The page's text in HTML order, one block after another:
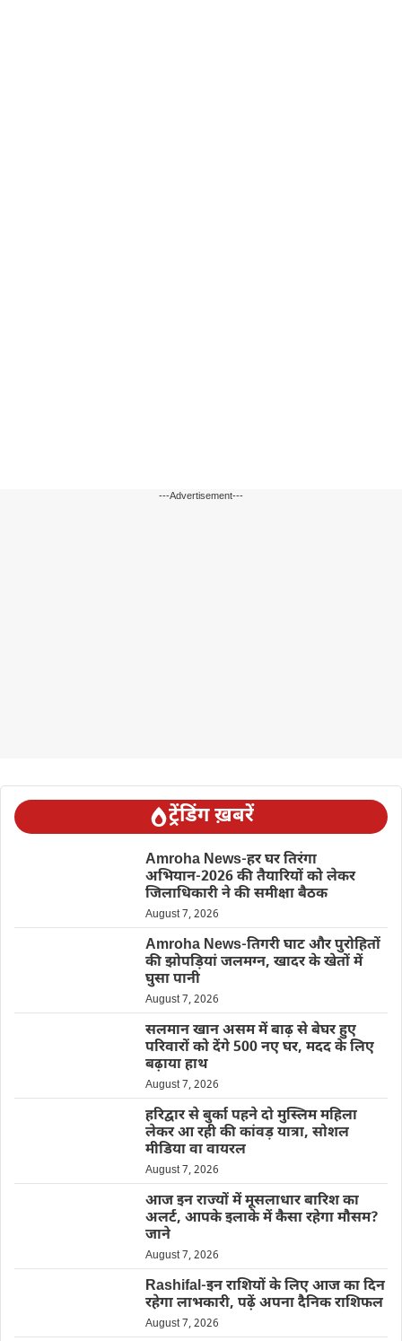
---Advertisement---
ट्रेंडिंग ख़बरें
Amroha News-हर घर तिरंगा
अभियान-2026 की तैयारियों को लेकर
जिलाधिकारी ने की समीक्षा बैठक
August 7, 2026
Amroha News-तिगरी घाट और पुरोहितों
की झोपड़ियां जलमग्न, खादर के खेतों में
घुसा पानी
August 7, 2026
सलमान खान असम में बाढ़ से बेघर हुए
परिवारों को देंगे 500 नए घर, मदद के लिए
बढ़ाया हाथ
August 7, 2026
हरिद्वार से बुर्का पहने दो मुस्लिम महिला
लेकर आ रही की कांवड़ यात्रा, सोशल
मीडिया वा वायरल
August 7, 2026
आज इन राज्यों में मूसलाधार बारिश का
अलर्ट, आपके इलाके में कैसा रहेगा मौसम?
जाने
August 7, 2026
Rashifal-इन राशियों के लिए आज का दिन
रहेगा लाभकारी, पढ़ें अपना दैनिक राशिफल
August 7, 2026